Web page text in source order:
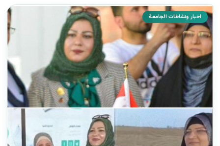
اخبار ونشاطات الجامعة